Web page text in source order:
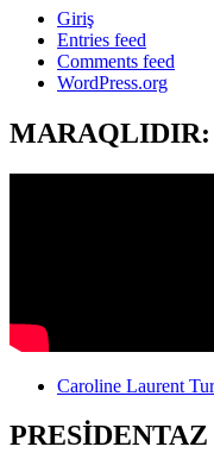
Giriş
Entries feed
Comments feed
WordPress.org
MARAQLIDIR:
Caroline Laurent
PRESİDENTAZ